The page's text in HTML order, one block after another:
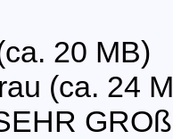
20 MB)
(ca. 24